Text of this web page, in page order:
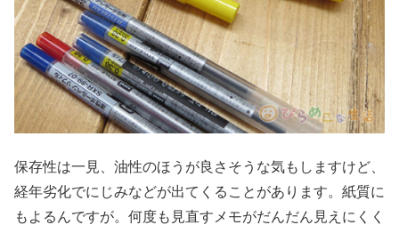
保存性は一見、油性のほうが良さそうな気もしますけど、
経年劣化でにじみなどが出てくることがあります。紙質に
もよるんですが。何度も見直すメモがだんだん見えにくく